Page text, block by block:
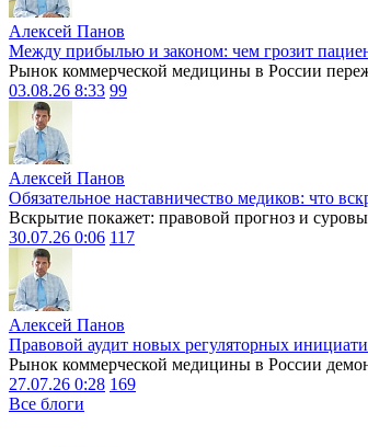
Алексей Панов
Между прибылью и законом: чем грозит
Рынок коммерческой медицины в России
03.08.26 8:33 99
Алексей Панов
Обязательное наставничество медиков: что
Вскрытие покажет: правовой прогноз и
30.07.26 0:06 117
Алексей Панов
Правовой аудит новых регуляторных
Рынок коммерческой медицины в России
27.07.26 0:28 169
Все блоги